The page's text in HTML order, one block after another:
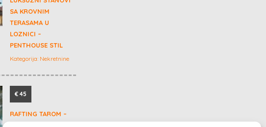
SA KROVNIM
TERASAMA U
LOZNICI –
PENTHOUSE STIL
Kategorija: Nekretnine
€ 45
RAFTING TAROM –